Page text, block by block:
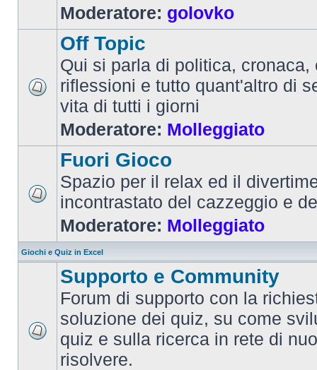
Moderatore: golovko
Off Topic
Qui si parla di politica, cronaca,
riflessioni e tutto quant'altro di
vita di tutti i giorni
Moderatore: Molleggiato
Fuori Gioco
Spazio per il relax ed il
incontrastato del cazzeggio e
Moderatore: Molleggiato
Giochi e Quiz in Excel
Supporto e Community
Forum di supporto con la
soluzione dei quiz, su come
quiz e sulla ricerca in rete di
risolvere.